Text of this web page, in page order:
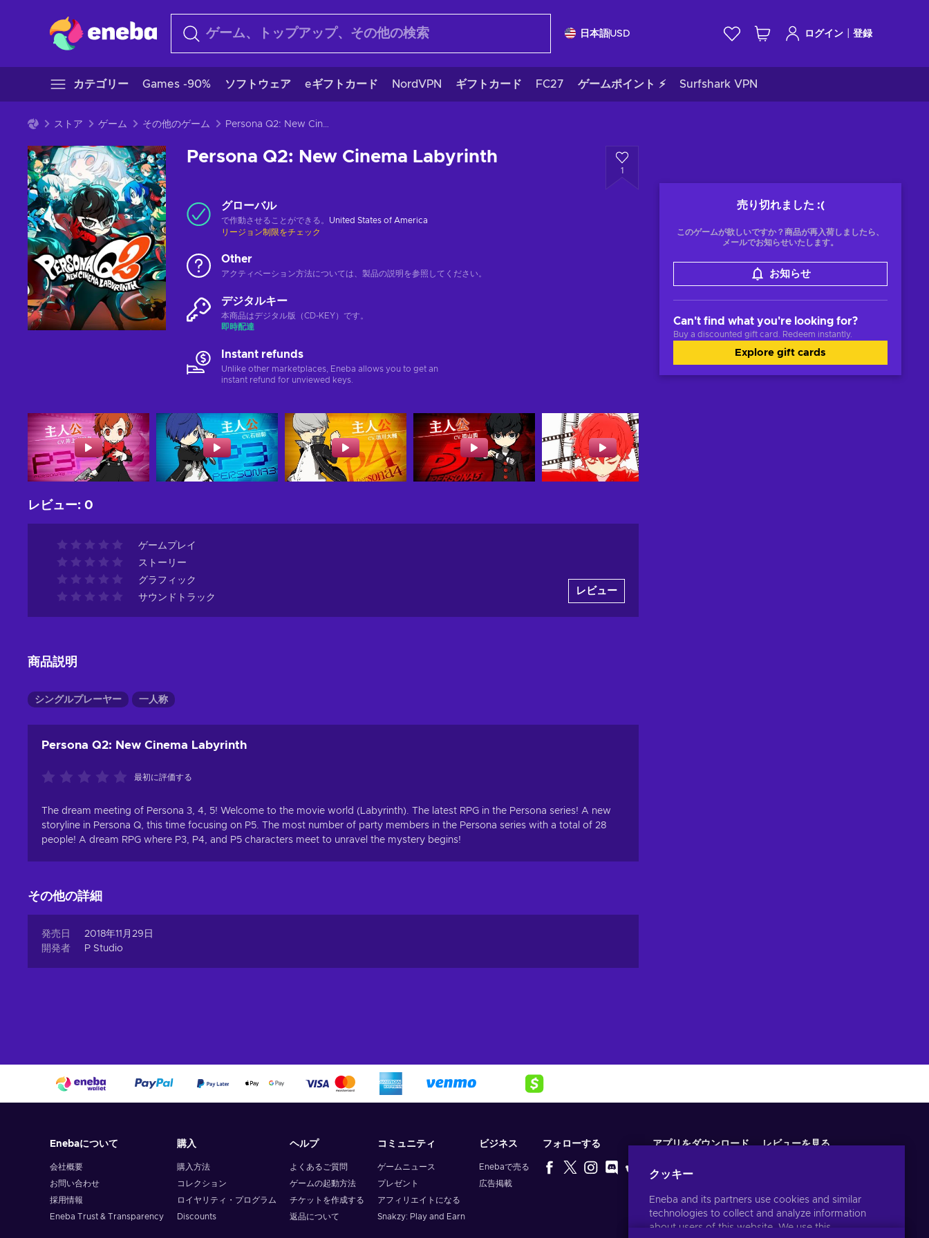
日本語USD ログイン 登録
カテゴリー Games -90% ソフトウェア eギフトカード NordVPN ギフトカード FC27 ゲームポイント ⚡ Surfshark VPN
ストア ゲーム その他のゲーム Persona Q2: New Cinema Labyrinth
Persona Q2: New Cinema Labyrinth
1
売り切れました :(
このゲームが欲しいですか？商品が再入荷しましたら、
メールでお知らせいたします。
お知らせ
Can't find what you're looking for?
Buy a discounted gift card. Redeem instantly.
Explore gift cards
グローバル
で作動させることができる。 United States of America
リージョン制限をチェック
Other
アクティベーション方法については、製品の説明を参照してください。
デジタルキー
本商品はデジタル版（CD-KEY）です。
即時配達
Instant refunds
Unlike other marketplaces, Eneba allows you to get an
instant refund for unviewed keys.
レビュー: 0
ゲームプレイ
ストーリー
グラフィック
サウンドトラック
レビュー
商品説明
シングルプレーヤー 一人称
Persona Q2: New Cinema Labyrinth
最初に評価する
The dream meeting of Persona 3, 4, 5! Welcome to the movie world (Labyrinth). The latest RPG in the Persona series! A new
storyline in Persona Q, this time focusing on P5. The most number of party members in the Persona series with a total of 28
people! A dream RPG where P3, P4, and P5 characters meet to unravel the mystery begins!
その他の詳細
発売日
2018年11月29日
開発者
P Studio
Enebaについて
会社概要
お問い合わせ
採用情報
Eneba Trust & Transparency
購入
購入方法
コレクション
ロイヤリティ・プログラム
Discounts
ヘルプ
よくあるご質問
ゲームの起動方法
チケットを作成する
返品について
コミュニティ
ゲームニュース
プレゼント
アフィリエイトになる
Snakzy: Play and Earn
ビジネス
Enebaで売る
広告掲載
フォローする アプリをダウンロード レビューを見る
クッキー
Eneba and its partners use cookies and similar
technologies to collect and analyze information
about users of this website. We use this